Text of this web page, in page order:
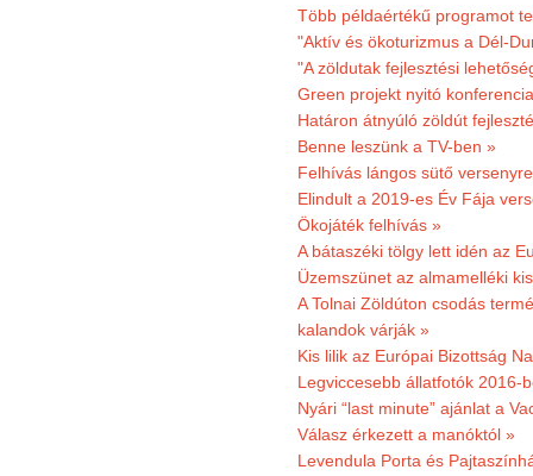
Több példaértékű programot
"Aktív és ökoturizmus a Dél-
"A zöldutak fejlesztési
Green projekt nyitó
Határon átnyúló zöldút
Benne leszünk a TV-ben »
Felhívás lángos sütő
Elindult a 2019-es Év Fája
Ökojáték felhívás »
A bátaszéki tölgy lett idén az
Üzemszünet az almamelléki
A Tolnai Zöldúton csodás
kalandok várják »
Kis lilik az Európai Bizottság
Legviccesebb állatfotók 2016-
Nyári “last minute” ajánlat a
Válasz érkezett a manóktól »
Levendula Porta és